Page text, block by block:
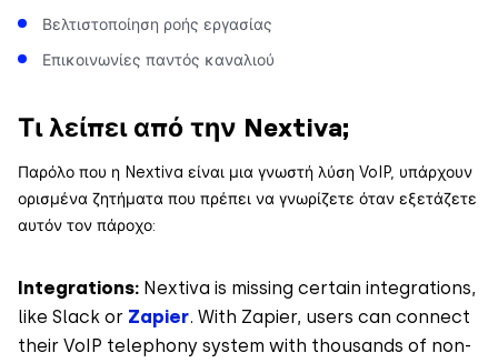
Βελτιστοποίηση ροής εργασίας
Επικοινωνίες παντός καναλιού
Τι λείπει από την Nextiva;
Παρόλο που η Nextiva είναι μια γνωστή λύση VoIP, υπάρχουν
ορισμένα ζητήματα που πρέπει να γνωρίζετε όταν εξετάζετε
αυτόν τον πάροχο:
Integrations: Nextiva is missing certain integrations,
like Slack or Zapier. With Zapier, users can connect
their VoIP telephony system with thousands of non-